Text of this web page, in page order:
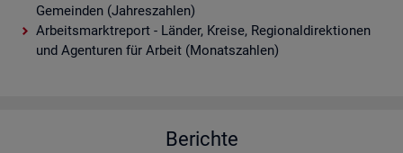
Gemeinden (Jahreszahlen)
Arbeitsmarktreport - Länder, Kreise, Regionaldirektionen
und Agenturen für Arbeit (Monatszahlen)
Berichte